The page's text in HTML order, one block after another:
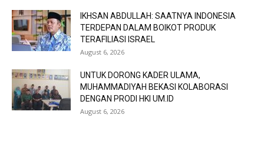
IKHSAN ABDULLAH: SAATNYA INDONESIA
TERDEPAN DALAM BOIKOT PRODUK
TERAFILIASI ISRAEL
August 6, 2026
UNTUK DORONG KADER ULAMA,
MUHAMMADIYAH BEKASI KOLABORASI
DENGAN PRODI HKI UM.ID
August 6, 2026